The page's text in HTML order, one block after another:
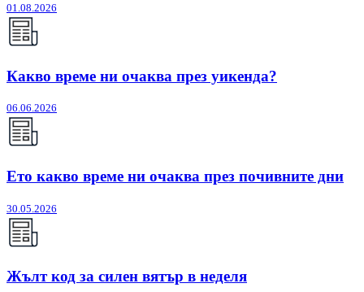
01.08.2026
Какво време ни очаква през уикенда?
06.06.2026
Ето какво време ни очаква през почивните дни
30.05.2026
Жълт код за силен вятър в неделя